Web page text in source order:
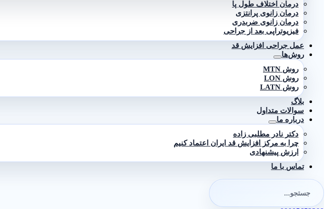
درمان اختلاف طول پا
درمان زانوی پرانتزی
درمان زانوی ضربدری
فیزیوتراپی بعد از جراحی
عمل جراحی افزایش قد
روش‌ها
روش MTN
روش LON
روش LATN
بلاگ
سوالات متداول
درباره ما
دکتر نادر مطلبی زاده
چرا به مرکز افزایش قد ایران اعتماد کنیم
ارزش پیشنهادی
تماس با ما
برای: